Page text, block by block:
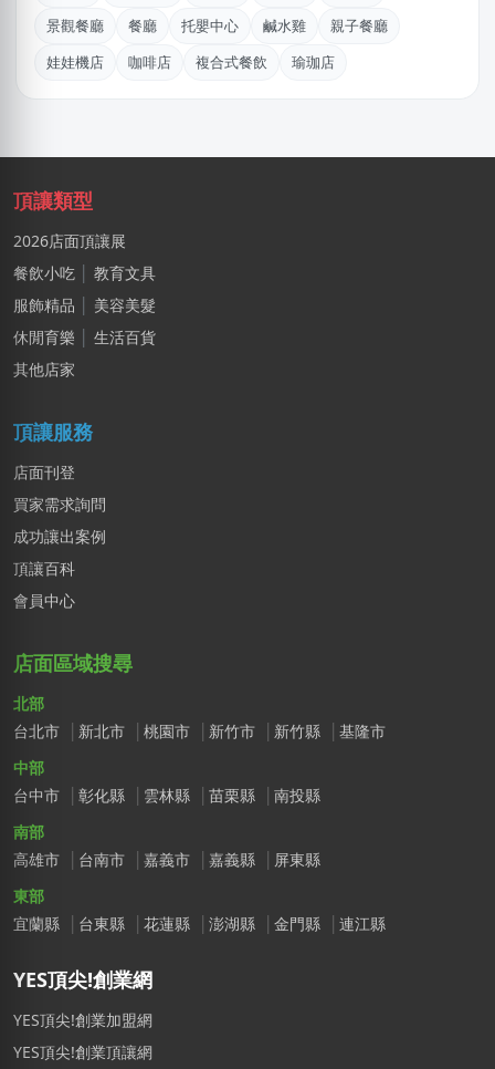
吳X生
新北市｜預算 50萬~100萬元
張X偉
台中市｜預算 10萬元以下
馬X姐
高雄市｜預算 10萬元以下
台北市｜預算 10萬元以下
景觀餐廳
餐廳 托嬰中心 鹹水雞
親子餐廳
娃娃機店
咖啡店 複合式餐飲 瑜珈店
頂讓類型
2026店面頂讓展
餐飲小吃
教育文具
服飾精品
美容美髮
休閒育樂
生活百貨
其他店家
頂讓服務
店面刊登
買家需求詢問
成功讓出案例
頂讓百科
會員中心
店面區域搜尋
北部
台北市
新北市 桃園市 新竹市 新竹縣
基隆市
中部
台中市
彰化縣 雲林縣 苗栗縣
南投縣
南部
高雄市
台南市 嘉義市 嘉義縣
屏東縣
東部
宜蘭縣
台東縣 花蓮縣 澎湖縣 金門縣 連江縣
YES頂尖!創業網
YES頂尖!創業加盟網
YES頂尖!創業頂讓網